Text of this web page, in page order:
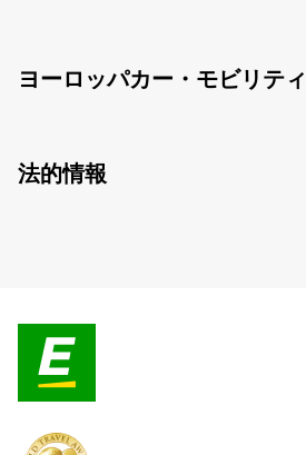
ヨーロッパカー・モビリテ
法的情報